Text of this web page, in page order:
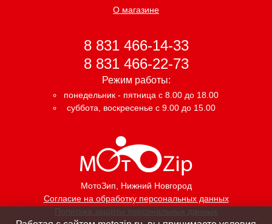
МотоЗип, Нижний Новгород
Согласие на обработку персональных данных
Политика защиты персональных данных
О магазине
8 831 466-14-33
8 831 466-22-73
Режим работы:
понедельник - пятница с 8.00 до 18.00
суббота, воскресенье с 9.00 до 15.00